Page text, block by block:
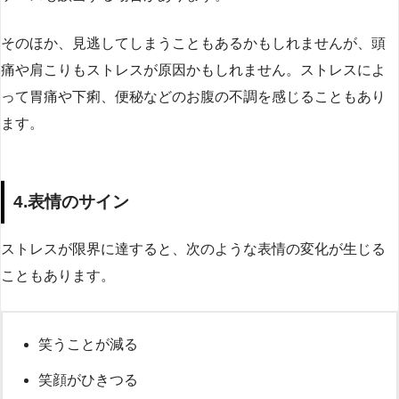
そのほか、見逃してしまうこともあるかもしれませんが、頭
痛や肩こりもストレスが原因かもしれません。ストレスによ
って胃痛や下痢、便秘などのお腹の不調を感じることもあり
ます。
4.表情のサイン
ストレスが限界に達すると、次のような表情の変化が生じる
こともあります。
笑うことが減る
笑顔がひきつる